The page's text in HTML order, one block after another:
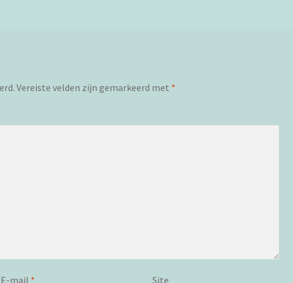
Vereiste velden zijn gemarkeerd met *
E-mail * Site